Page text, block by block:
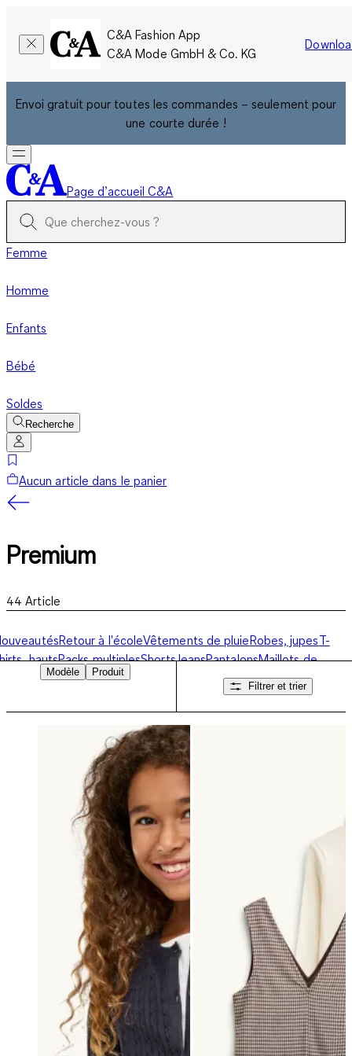
C&A Fashion App
C&A Mode GmbH & Co. KG
Envoi gratuit pour toutes les commandes – seulement pour
une courte durée !
Page d’accueil C&A
Femme
Homme
Enfants
Bébé
Soldes
Recherche
Aucun article dans le panier
Premium
44 Article
Retour à l'écoleVêtements de pluieRobes, jupesT-
hautsPacks multiplesShortsJeansPantalonsMaillots de
PyjamasSous-vêtements PremiumPulls,
AccessoiresCollection sport
Modèle
Produit
Filtrer et trier